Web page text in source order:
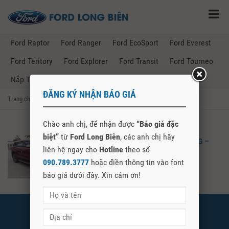
Ford Raptor Ford Ranger Ford EcoSport
Ford Everest
Ford Teritory
Ford Explorer Ford Transit
Ford Tourneo
Nắp Thùng Ford Ranger
Trang chủ Posts Tagged "mua bán xe ford tại sóc trăng"
MUA BÁN XE FORD TẠI SÓC TRĂNG –
FORD LONG BIÊN
ĐĂNG KÝ NHẬN BÁO GIÁ
Chào anh chị, để nhận được “Báo giá đặc
biệt” từ Ford Long Biên, các anh chị hãy
liên hệ ngay cho Hotline theo số
090.789.3777 hoặc điền thông tin vào font
báo giá dưới đây. Xin cảm ơn!